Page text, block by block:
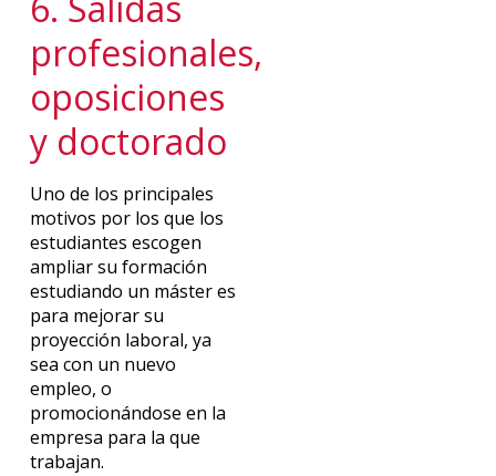
profesionales,
oposiciones
y doctorado
Uno de los principales
motivos por los que los
estudiantes escogen
ampliar su formación
estudiando un máster es
para mejorar su
proyección laboral, ya
sea con un nuevo
empleo, o
promocionándose en la
empresa para la que
trabajan.